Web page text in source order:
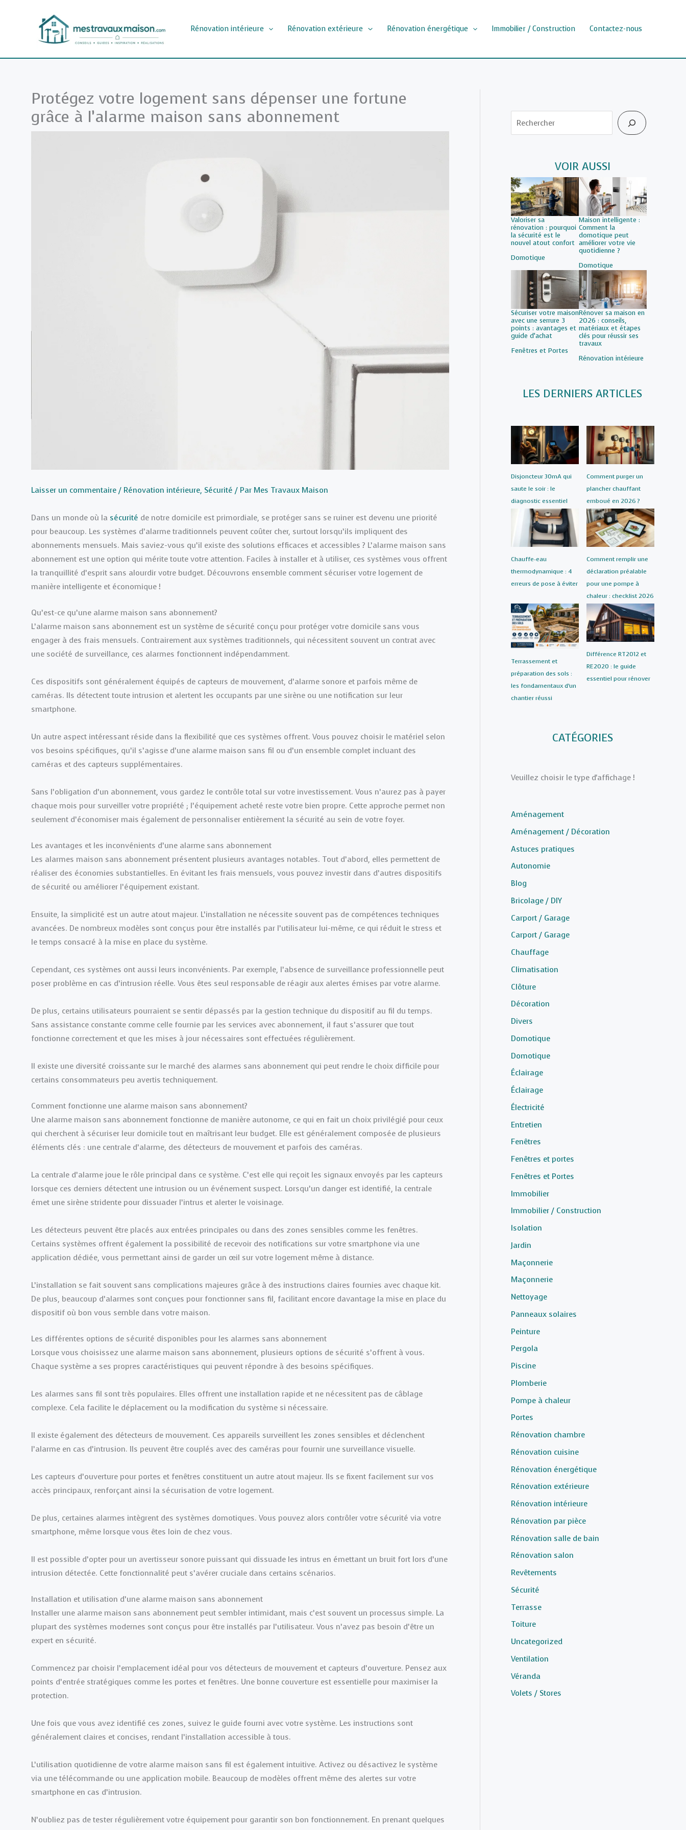
Rénovation intérieure Rénovation extérieure Rénovation énergétique Immobilier / Construction Contactez-nous
Protégez votre logement sans dépenser une fortune
grâce à l’alarme maison sans abonnement
Laisser un commentaire / Rénovation intérieure, Sécurité / Par Mes Travaux Maison
Dans un monde où la sécurité de notre domicile est primordiale, se protéger sans se ruiner est devenu une priorité
pour beaucoup. Les systèmes d’alarme traditionnels peuvent coûter cher, surtout lorsqu’ils impliquent des
abonnements mensuels. Mais saviez-vous qu’il existe des solutions efficaces et accessibles ? L’alarme maison sans
abonnement est une option qui mérite toute votre attention. Faciles à installer et à utiliser, ces systèmes vous offrent
la tranquillité d’esprit sans alourdir votre budget. Découvrons ensemble comment sécuriser votre logement de
manière intelligente et économique !
Qu’est-ce qu’une alarme maison sans abonnement?
L’alarme maison sans abonnement est un système de sécurité conçu pour protéger votre domicile sans vous
engager à des frais mensuels. Contrairement aux systèmes traditionnels, qui nécessitent souvent un contrat avec
une société de surveillance, ces alarmes fonctionnent indépendamment.
Ces dispositifs sont généralement équipés de capteurs de mouvement, d’alarme sonore et parfois même de
caméras. Ils détectent toute intrusion et alertent les occupants par une sirène ou une notification sur leur
smartphone.
Un autre aspect intéressant réside dans la flexibilité que ces systèmes offrent. Vous pouvez choisir le matériel selon
vos besoins spécifiques, qu’il s’agisse d’une alarme maison sans fil ou d’un ensemble complet incluant des
caméras et des capteurs supplémentaires.
Sans l’obligation d’un abonnement, vous gardez le contrôle total sur votre investissement. Vous n’aurez pas à payer
chaque mois pour surveiller votre propriété ; l’équipement acheté reste votre bien propre. Cette approche permet non
seulement d’économiser mais également de personnaliser entièrement la sécurité au sein de votre foyer.
Les avantages et les inconvénients d’une alarme sans abonnement
Les alarmes maison sans abonnement présentent plusieurs avantages notables. Tout d’abord, elles permettent de
réaliser des économies substantielles. En évitant les frais mensuels, vous pouvez investir dans d’autres dispositifs
de sécurité ou améliorer l’équipement existant.
Ensuite, la simplicité est un autre atout majeur. L’installation ne nécessite souvent pas de compétences techniques
avancées. De nombreux modèles sont conçus pour être installés par l’utilisateur lui-même, ce qui réduit le stress et
le temps consacré à la mise en place du système.
Cependant, ces systèmes ont aussi leurs inconvénients. Par exemple, l’absence de surveillance professionnelle peut
poser problème en cas d’intrusion réelle. Vous êtes seul responsable de réagir aux alertes émises par votre alarme.
De plus, certains utilisateurs pourraient se sentir dépassés par la gestion technique du dispositif au fil du temps.
Sans assistance constante comme celle fournie par les services avec abonnement, il faut s’assurer que tout
fonctionne correctement et que les mises à jour nécessaires sont effectuées régulièrement.
Il existe une diversité croissante sur le marché des alarmes sans abonnement qui peut rendre le choix difficile pour
certains consommateurs peu avertis techniquement.
Comment fonctionne une alarme maison sans abonnement?
Une alarme maison sans abonnement fonctionne de manière autonome, ce qui en fait un choix privilégié pour ceux
qui cherchent à sécuriser leur domicile tout en maîtrisant leur budget. Elle est généralement composée de plusieurs
éléments clés : une centrale d’alarme, des détecteurs de mouvement et parfois des caméras.
La centrale d’alarme joue le rôle principal dans ce système. C’est elle qui reçoit les signaux envoyés par les capteurs
lorsque ces derniers détectent une intrusion ou un événement suspect. Lorsqu’un danger est identifié, la centrale
émet une sirène stridente pour dissuader l’intrus et alerter le voisinage.
Les détecteurs peuvent être placés aux entrées principales ou dans des zones sensibles comme les fenêtres.
Certains systèmes offrent également la possibilité de recevoir des notifications sur votre smartphone via une
application dédiée, vous permettant ainsi de garder un œil sur votre logement même à distance.
L’installation se fait souvent sans complications majeures grâce à des instructions claires fournies avec chaque kit.
De plus, beaucoup d’alarmes sont conçues pour fonctionner sans fil, facilitant encore davantage la mise en place du
dispositif où bon vous semble dans votre maison.
Les différentes options de sécurité disponibles pour les alarmes sans abonnement
Lorsque vous choisissez une alarme maison sans abonnement, plusieurs options de sécurité s’offrent à vous.
Chaque système a ses propres caractéristiques qui peuvent répondre à des besoins spécifiques.
Les alarmes sans fil sont très populaires. Elles offrent une installation rapide et ne nécessitent pas de câblage
complexe. Cela facilite le déplacement ou la modification du système si nécessaire.
Il existe également des détecteurs de mouvement. Ces appareils surveillent les zones sensibles et déclenchent
l’alarme en cas d’intrusion. Ils peuvent être couplés avec des caméras pour fournir une surveillance visuelle.
Les capteurs d’ouverture pour portes et fenêtres constituent un autre atout majeur. Ils se fixent facilement sur vos
accès principaux, renforçant ainsi la sécurisation de votre logement.
De plus, certaines alarmes intègrent des systèmes domotiques. Vous pouvez alors contrôler votre sécurité via votre
smartphone, même lorsque vous êtes loin de chez vous.
Il est possible d’opter pour un avertisseur sonore puissant qui dissuade les intrus en émettant un bruit fort lors d’une
intrusion détectée. Cette fonctionnalité peut s’avérer cruciale dans certains scénarios.
Installation et utilisation d’une alarme maison sans abonnement
Installer une alarme maison sans abonnement peut sembler intimidant, mais c’est souvent un processus simple. La
plupart des systèmes modernes sont conçus pour être installés par l’utilisateur. Vous n’avez pas besoin d’être un
expert en sécurité.
Commencez par choisir l’emplacement idéal pour vos détecteurs de mouvement et capteurs d’ouverture. Pensez aux
points d’entrée stratégiques comme les portes et fenêtres. Une bonne couverture est essentielle pour maximiser la
protection.
Une fois que vous avez identifié ces zones, suivez le guide fourni avec votre système. Les instructions sont
généralement claires et concises, rendant l’installation accessible à tous.
L’utilisation quotidienne de votre alarme maison sans fil est également intuitive. Activez ou désactivez le système
via une télécommande ou une application mobile. Beaucoup de modèles offrent même des alertes sur votre
smartphone en cas d’intrusion.
N’oubliez pas de tester régulièrement votre équipement pour garantir son bon fonctionnement. En prenant quelques
Rechercher
VOIR AUSSI
Valoriser sa
rénovation : pourquoi
la sécurité est le
nouvel atout confort
Par rapport à
Domotique
Maison intelligente :
Comment la
domotique peut
améliorer votre vie
quotidienne ?
Par rapport à
Domotique
Sécuriser votre maison
avec une serrure 3
points : avantages et
guide d’achat
Par rapport à
Fenêtres et Portes
Rénover sa maison en
2026 : conseils,
matériaux et étapes
clés pour réussir ses
travaux
Par rapport à
Rénovation intérieure
LES DERNIERS ARTICLES
Disjoncteur 30mA qui
saute le soir : le
diagnostic essentiel
Comment purger un
plancher chauffant
emboué en 2026 ?
Chauffe-eau
thermodynamique : 4
erreurs de pose à éviter
Comment remplir une
déclaration préalable
pour une pompe à
chaleur : checklist 2026
Terrassement et
préparation des sols :
les fondamentaux d’un
chantier réussi
Différence RT2012 et
RE2020 : le guide
essentiel pour rénover
CATÉGORIES
Veuillez choisir le type d'affichage !
Aménagement
Aménagement / Décoration
Astuces pratiques
Autonomie
Blog
Bricolage / DIY
Carport / Garage
Carport / Garage
Chauffage
Climatisation
Clôture
Décoration
Divers
Domotique
Domotique
Éclairage
Éclairage
Électricité
Entretien
Fenêtres
Fenêtres et portes
Fenêtres et Portes
Immobilier
Immobilier / Construction
Isolation
Jardin
Maçonnerie
Maçonnerie
Nettoyage
Panneaux solaires
Peinture
Pergola
Piscine
Plomberie
Pompe à chaleur
Portes
Rénovation chambre
Rénovation cuisine
Rénovation énergétique
Rénovation extérieure
Rénovation intérieure
Rénovation par pièce
Rénovation salle de bain
Rénovation salon
Revêtements
Sécurité
Terrasse
Toiture
Uncategorized
Ventilation
Véranda
Volets / Stores